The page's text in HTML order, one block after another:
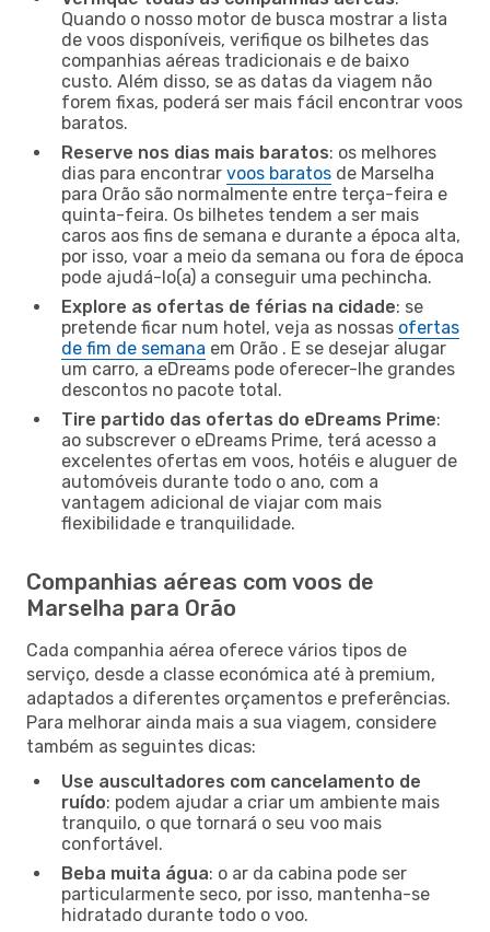
Quando o nosso motor de busca mostrar a lista
de voos disponíveis, verifique os bilhetes das
companhias aéreas tradicionais e de baixo
custo. Além disso, se as datas da viagem não
forem fixas, poderá ser mais fácil encontrar voos
baratos.
Reserve nos dias mais baratos: os melhores
dias para encontrar voos baratos de Marselha
para Orão são normalmente entre terça-feira e
quinta-feira. Os bilhetes tendem a ser mais
caros aos fins de semana e durante a época alta,
por isso, voar a meio da semana ou fora de época
pode ajudá-lo(a) a conseguir uma pechincha.
Explore as ofertas de férias na cidade: se
pretende ficar num hotel, veja as nossas ofertas
de fim de semana em Orão . E se desejar alugar
um carro, a eDreams pode oferecer-lhe grandes
descontos no pacote total.
Tire partido das ofertas do eDreams Prime:
ao subscrever o eDreams Prime, terá acesso a
excelentes ofertas em voos, hotéis e aluguer de
automóveis durante todo o ano, com a
vantagem adicional de viajar com mais
flexibilidade e tranquilidade.
Companhias aéreas com voos de
Marselha para Orão
Cada companhia aérea oferece vários tipos de
serviço, desde a classe económica até à premium,
adaptados a diferentes orçamentos e preferências.
Para melhorar ainda mais a sua viagem, considere
também as seguintes dicas:
Use auscultadores com cancelamento de
ruído: podem ajudar a criar um ambiente mais
tranquilo, o que tornará o seu voo mais
confortável.
Beba muita água: o ar da cabina pode ser
particularmente seco, por isso, mantenha-se
hidratado durante todo o voo.